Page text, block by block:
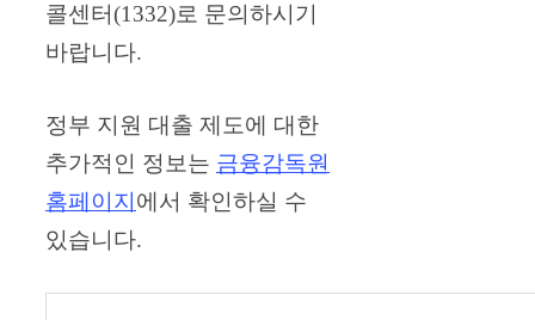
콜센터(1332)로 문의하시기
바랍니다.
정부 지원 대출 제도에 대한
추가적인 정보는 금융감독원
홈페이지에서 확인하실 수
있습니다.